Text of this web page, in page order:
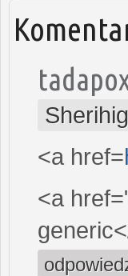
<a href=
<a